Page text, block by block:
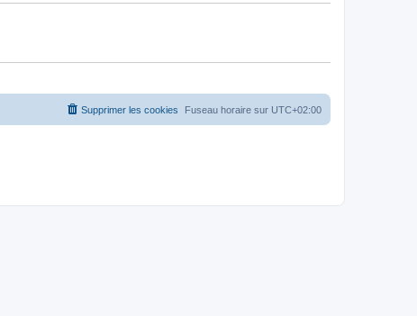
Fuseau horaire sur UTC+02:00
Supprimer les cookies